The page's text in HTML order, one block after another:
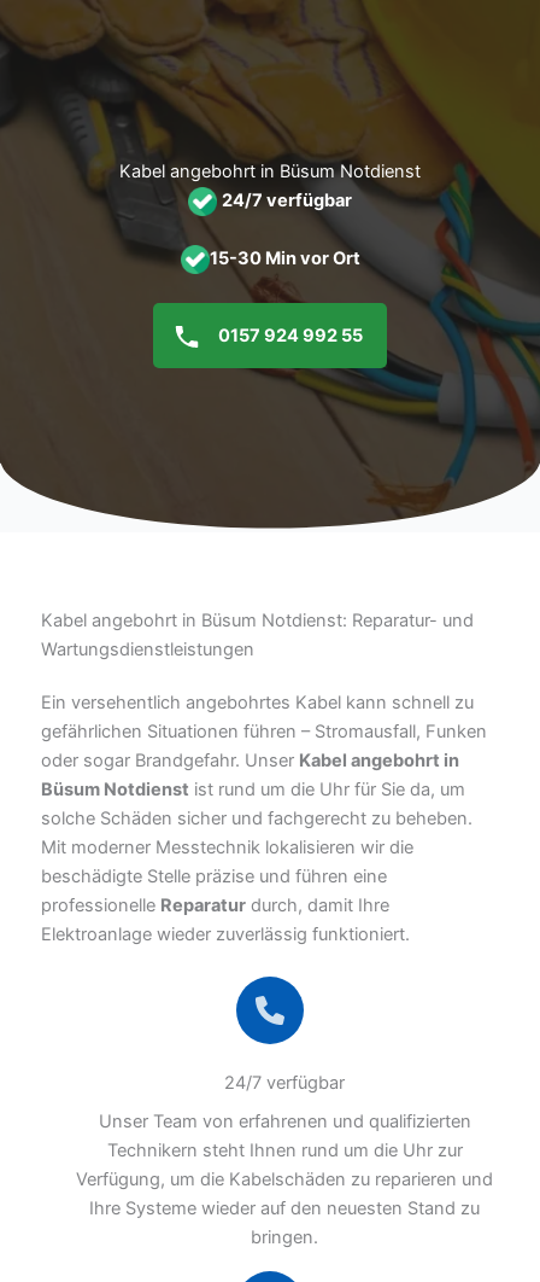
Inhalt
Kabel angebohrt in Büsum Notdienst
24/7 verfügbar
15-30 Min vor Ort
0157 924 992 55
Kabel angebohrt in Büsum Notdienst: Reparatur- und
Wartungsdienstleistungen
Ein versehentlich angebohrtes Kabel kann schnell zu
gefährlichen Situationen führen – Stromausfall, Funken
oder sogar Brandgefahr. Unser Kabel angebohrt in
Büsum Notdienst ist rund um die Uhr für Sie da, um
solche Schäden sicher und fachgerecht zu beheben.
Mit moderner Messtechnik lokalisieren wir die
beschädigte Stelle präzise und führen eine
professionelle Reparatur durch, damit Ihre
Elektroanlage wieder zuverlässig funktioniert.
24/7 verfügbar
Unser Team von erfahrenen und qualifizierten
Technikern steht Ihnen rund um die Uhr zur
Verfügung, um die Kabelschäden zu reparieren und
Ihre Systeme wieder auf den neuesten Stand zu
bringen.